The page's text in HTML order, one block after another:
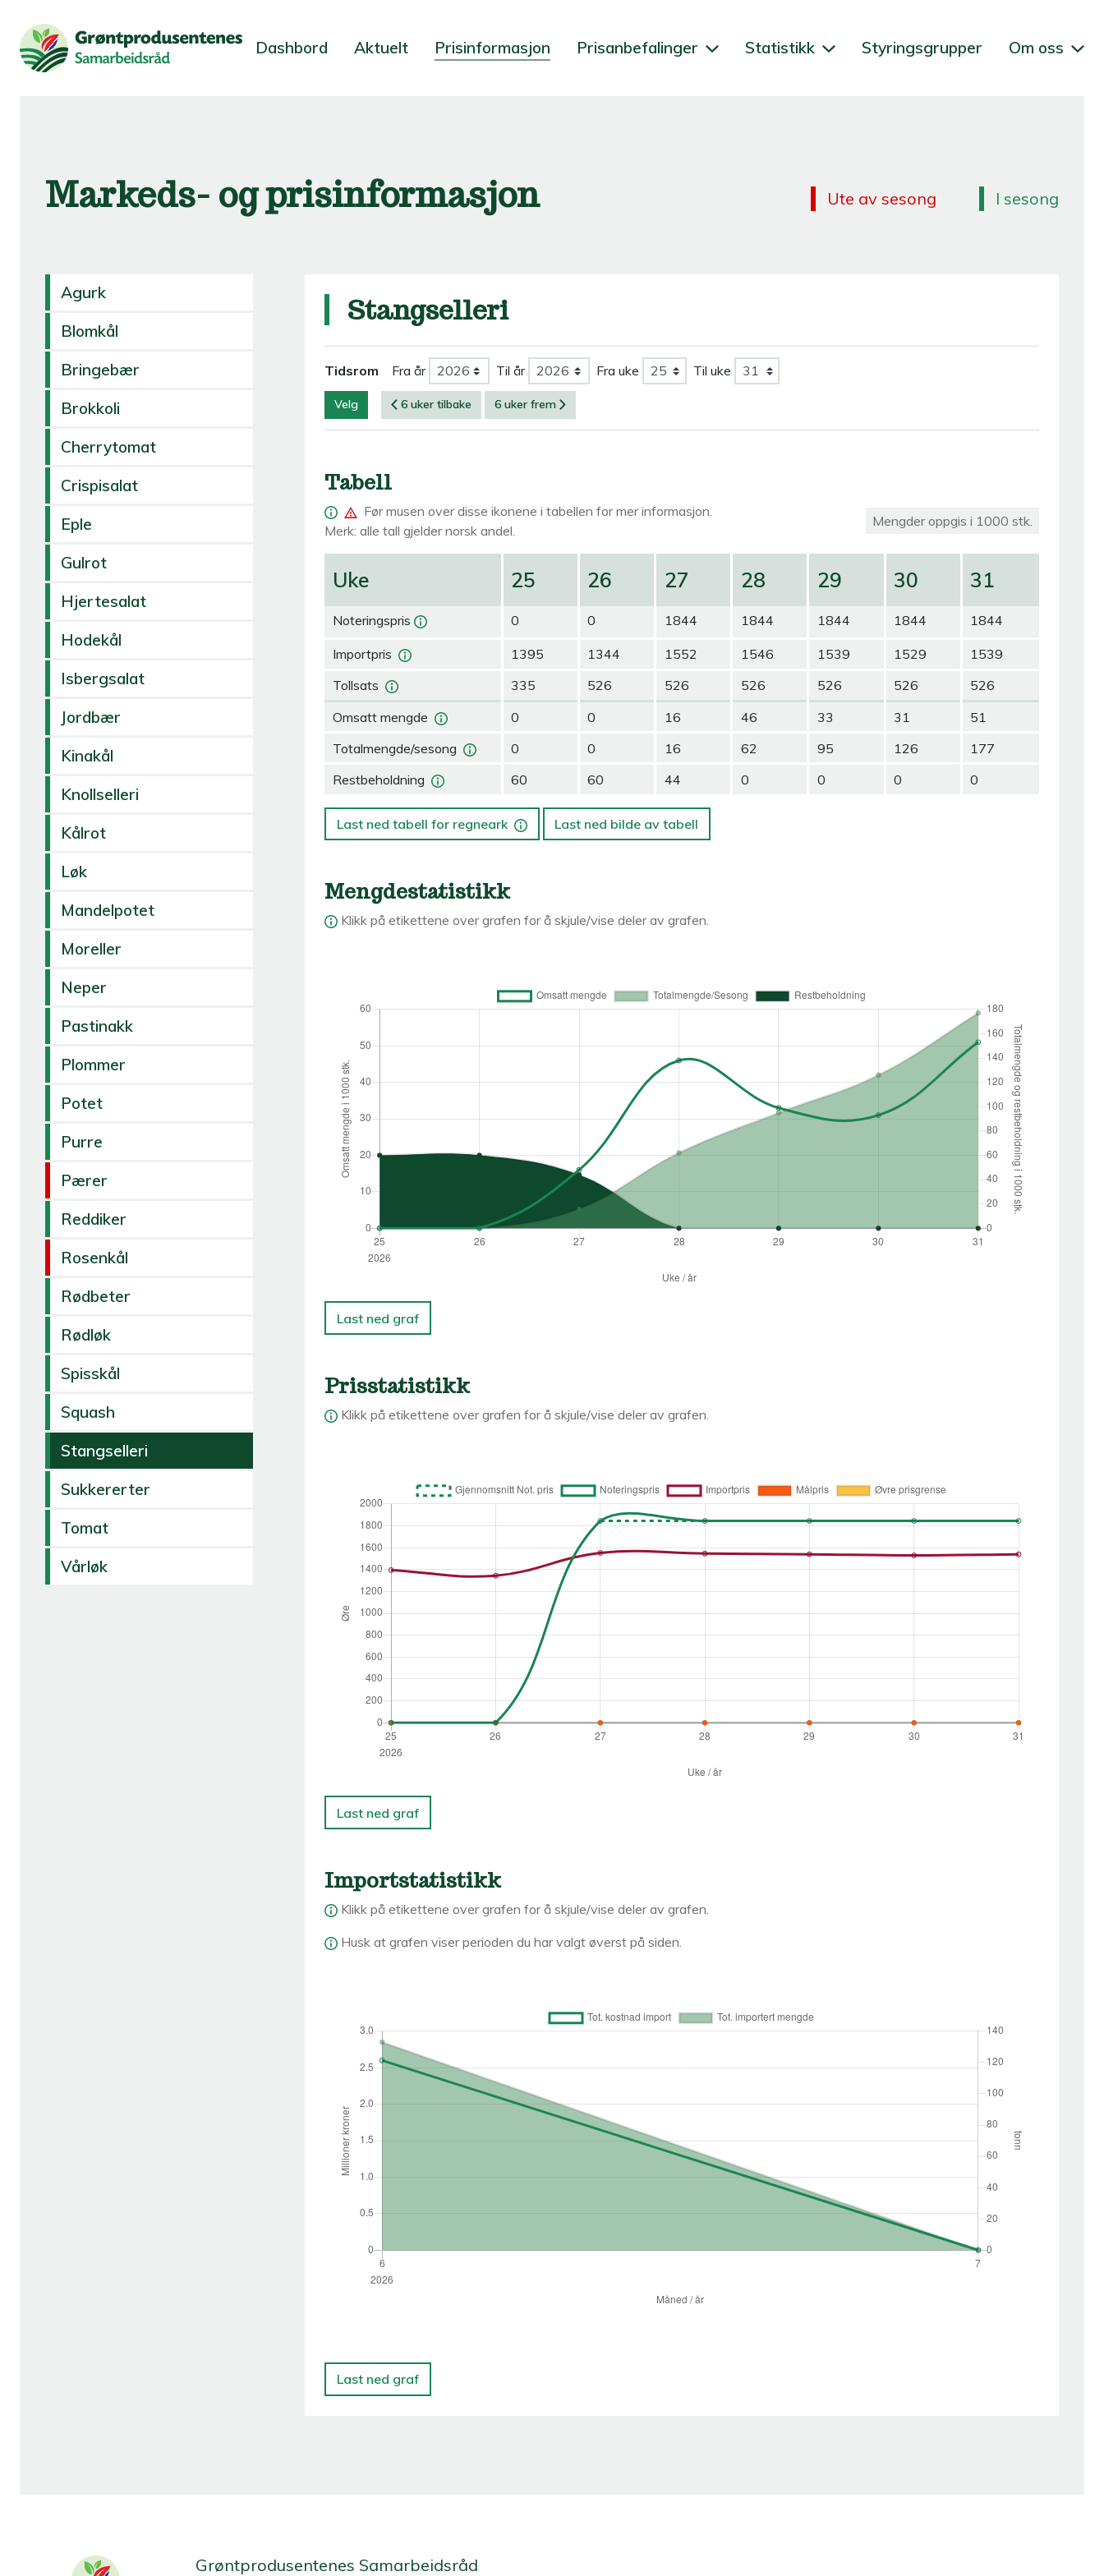
Dashbord Aktuelt Prisinformasjon Prisanbefalinger Statistikk Styringsgrupper Om oss
Markeds- og prisinformasjon Ute av sesong I sesong
Agurk
Blomkål
Bringebær
Brokkoli
Cherrytomat
Crispisalat
Eple
Gulrot
Hjertesalat
Hodekål
Isbergsalat
Jordbær
Kinakål
Knollselleri
Kålrot
Løk
Mandelpotet
Moreller
Neper
Pastinakk
Plommer
Potet
Purre
Pærer
Reddiker
Rosenkål
Rødbeter
Rødløk
Spisskål
Squash
Stangselleri
Sukkererter
Tomat
Vårløk
Stangselleri
Tidsrom Fra år Til år Fra uke Til uke
Velg 6 uker tilbake 6 uker frem
Tabell
Før musen over disse ikonene i tabellen for mer informasjon.
Merk: alle tall gjelder norsk andel.
Mengder oppgis i 1000 stk.
Uke
Noteringspris
Importpris
Tollsats
Omsatt mengde
Totalmengde/sesong
Restbeholdning
25
0
1395
335
0
0
60
26
0
1344
526
0
0
60
27
1844
1552
526
16
16
44
28
1844
1546
526
46
62
0
29
1844
1539
526
33
95
0
30
1844
1529
526
31
126
0
31
1844
1539
526
51
177
0
Last ned tabell for regneark Last ned bilde av tabell
Mengdestatistikk
Klikk på etikettene over grafen for å skjule/vise deler av grafen.
Last ned graf
Prisstatistikk
Klikk på etikettene over grafen for å skjule/vise deler av grafen.
Last ned graf
Importstatistikk
Klikk på etikettene over grafen for å skjule/vise deler av grafen.
Husk at grafen viser perioden du har valgt øverst på siden.
Last ned graf
Grøntprodusentenes Samarbeidsråd